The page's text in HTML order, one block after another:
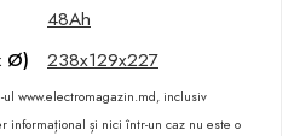
48Ah
Ø)
238x129x227
www.electromagazin.md, inclusiv
informațional și nici într-un caz nu este o